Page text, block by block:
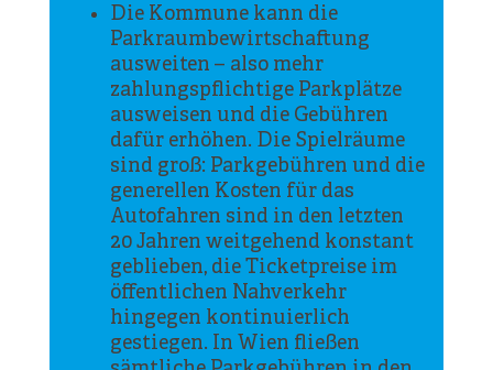
Die Kommune kann die
Parkraumbewirtschaftung
ausweiten – also mehr
zahlungspflichtige Parkplätze
ausweisen und die Gebühren
dafür erhöhen. Die Spielräume
sind groß: Parkgebühren und die
generellen Kosten für das
Autofahren sind in den letzten
20 Jahren weitgehend konstant
geblieben, die Ticketpreise im
öffentlichen Nahverkehr
hingegen kontinuierlich
gestiegen. In Wien fließen